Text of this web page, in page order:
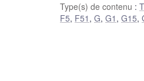
Type(s) de contenu :
F5, F51 , G, G1 , G15,